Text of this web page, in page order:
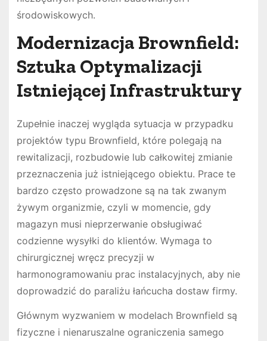
środowiskowych.
Modernizacja Brownfield:
Sztuka Optymalizacji
Istniejącej Infrastruktury
Zupełnie inaczej wygląda sytuacja w przypadku
projektów typu Brownfield, które polegają na
rewitalizacji, rozbudowie lub całkowitej zmianie
przeznaczenia już istniejącego obiektu. Prace te
bardzo często prowadzone są na tak zwanym
żywym organizmie, czyli w momencie, gdy
magazyn musi nieprzerwanie obsługiwać
codzienne wysyłki do klientów. Wymaga to
chirurgicznej wręcz precyzji w
harmonogramowaniu prac instalacyjnych, aby nie
doprowadzić do paraliżu łańcucha dostaw firmy.
Głównym wyzwaniem w modelach Brownfield są
fizyczne i nienaruszalne ograniczenia samego